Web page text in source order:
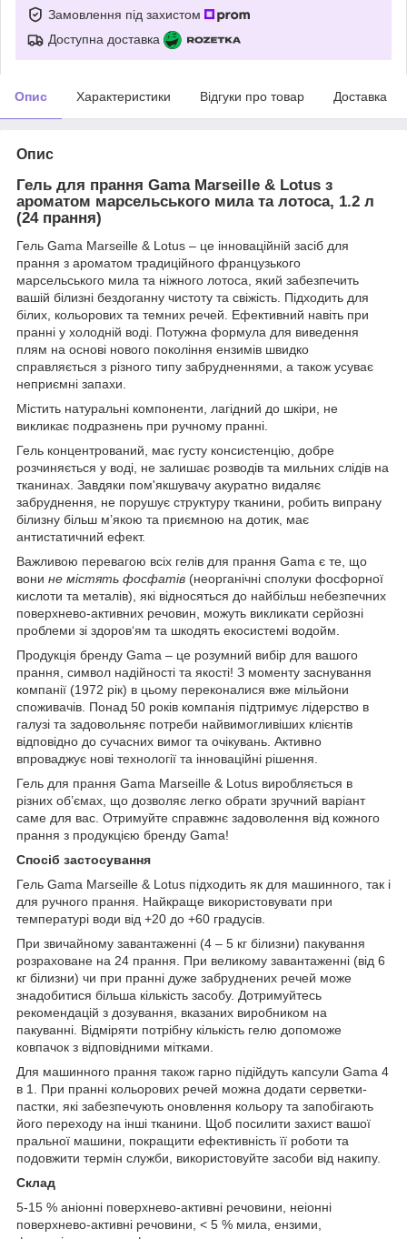
Замовлення під захистом
Доступна доставка
Опис Характеристики Відгуки про товар Доставка
Опис
Гель для прання Gama Marseille & Lotus з
ароматом марсельського мила та лотоса, 1.2 л
(24 прання)
Гель Gama Marseille & Lotus – це інноваційній засіб для
прання з ароматом традиційного французького
марсельського мила та ніжного лотоса, який забезпечить
вашій білизні бездоганну чистоту та свіжість. Підходить для
білих, кольорових та темних речей. Ефективний навіть при
пранні у холодній воді. Потужна формула для виведення
плям на основі нового покоління ензимів швидко
справляється з різного типу забрудненнями, а також усуває
неприємні запахи.
Містить натуральні компоненти, лагідний до шкіри, не
викликає подразнень при ручному пранні.
Гель концентрований, має густу консистенцію, добре
розчиняється у воді, не залишає розводів та мильних слідів на
тканинах. Завдяки пом'якшувачу акуратно видаляє
забруднення, не порушує структуру тканини, робить випрану
білизну більш м’якою та приємною на дотик, має
антистатичний ефект.
Важливою перевагою всіх гелів для прання Gama є те, що
вони не містять фосфатів (неорганічні сполуки фосфорної
кислоти та металів), які відносяться до найбільш небезпечних
поверхнево-активних речовин, можуть викликати серйозні
проблеми зі здоров‘ям та шкодять екосистемі водойм.
Продукція бренду Gama – це розумний вибір для вашого
прання, символ надійності та якості! З моменту заснування
компанії (1972 рік) в цьому переконалися вже мільйони
споживачів. Понад 50 років компанія підтримує лідерство в
галузі та задовольняє потреби найвимогливіших клієнтів
відповідно до сучасних вимог та очікувань. Активно
впроваджує нові технології та інноваційні рішення.
Гель для прання Gama Marseille & Lotus виробляється в
різних об’ємах, що дозволяє легко обрати зручний варіант
саме для вас. Отримуйте справжнє задоволення від кожного
прання з продукцією бренду Gama!
Спосіб застосування
Гель Gama Marseille & Lotus підходить як для машинного, так і
для ручного прання. Найкраще використовувати при
температурі води від +20 до +60 градусів.
При звичайному завантаженні (4 – 5 кг білизни) пакування
розраховане на 24 прання. При великому завантаженні (від 6
кг білизни) чи при пранні дуже забруднених речей може
знадобитися більша кількість засобу. Дотримуйтесь
рекомендацій з дозування, вказаних виробником на
пакуванні. Відміряти потрібну кількість гелю допоможе
ковпачок з відповідними мітками.
Для машинного прання також гарно підійдуть капсули Gama 4
в 1. При пранні кольорових речей можна додати серветки-
пастки, які забезпечують оновлення кольору та запобігають
його переходу на інші тканини. Щоб посилити захист вашої
пральної машини, покращити ефективність її роботи та
подовжити термін служби, використовуйте засоби від накипу.
Склад
5-15 % аніонні поверхнево-активні речовини, неіонні
поверхнево-активні речовини, < 5 % мила, ензими,